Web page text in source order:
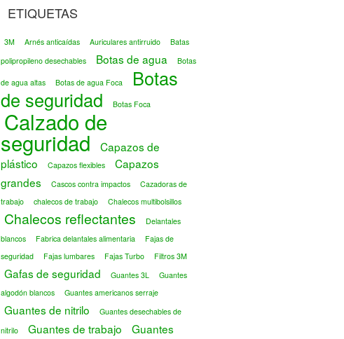
ETIQUETAS
3M Arnés anticaídas Auriculares antirruido
Batas
polipropileno desechables
Botas de agua Botas
de agua altas Botas de agua Foca
Botas
de seguridad
Botas Foca
Calzado de
seguridad
Capazos de
plástico
Capazos flexibles
Capazos
grandes
Cascos contra impactos
Cazadoras de
trabajo
chalecos de trabajo Chalecos multibolsillos
Chalecos reflectantes
Delantales
blancos
Fabrica delantales alimentaria
Fajas de
seguridad
Fajas lumbares Fajas Turbo Filtros 3M
Gafas de seguridad Guantes 3L
Guantes
algodón blancos
Guantes americanos serraje
Guantes de nitrilo
Guantes desechables de
nitrilo
Guantes de trabajo
Guantes